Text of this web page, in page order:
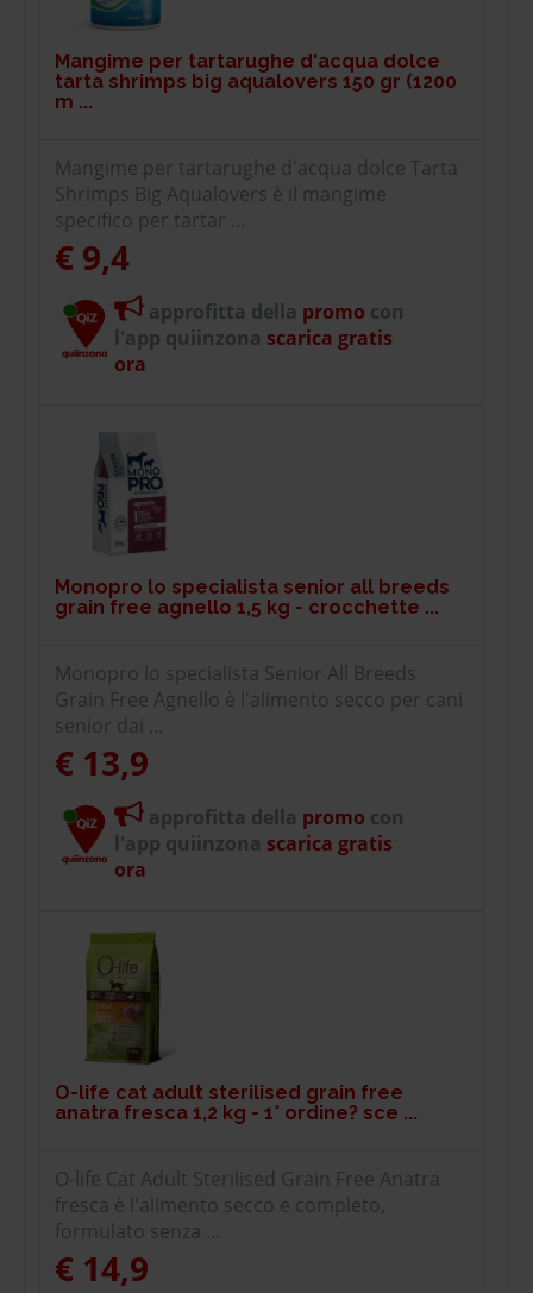
Mangime per tartarughe d'acqua dolce
tarta shrimps big aqualovers 150 gr (1200
m ...
Mangime per tartarughe d'acqua dolce Tarta
Shrimps Big Aqualovers è il mangime
specifico per tartar ...
€ 9,4
approfitta della promo con
l'app quiinzona scarica gratis
ora
Monopro lo specialista senior all breeds
grain free agnello 1,5 kg - crocchette ...
Monopro lo specialista Senior All Breeds
Grain Free Agnello è l'alimento secco per cani
senior dai ...
€ 13,9
approfitta della promo con
l'app quiinzona scarica gratis
ora
O-life cat adult sterilised grain free
anatra fresca 1,2 kg - 1° ordine? sce ...
O-life Cat Adult Sterilised Grain Free Anatra
fresca è l'alimento secco e completo,
formulato senza ...
€ 14,9